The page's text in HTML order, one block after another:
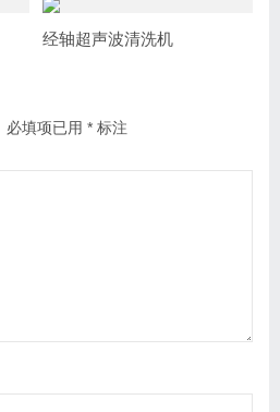
经轴超声波清洗机
必填项已用 * 标注